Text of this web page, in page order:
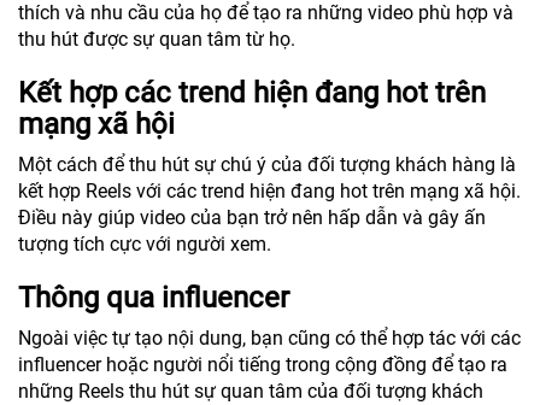
thích và nhu cầu của họ để tạo ra những video phù hợp và
thu hút được sự quan tâm từ họ.
Kết hợp các trend hiện đang hot trên
mạng xã hội
Một cách để thu hút sự chú ý của đối tượng khách hàng là
kết hợp Reels với các trend hiện đang hot trên mạng xã hội.
Điều này giúp video của bạn trở nên hấp dẫn và gây ấn
tượng tích cực với người xem.
Thông qua influencer
Ngoài việc tự tạo nội dung, bạn cũng có thể hợp tác với các
influencer hoặc người nổi tiếng trong cộng đồng để tạo ra
những Reels thu hút sự quan tâm của đối tượng khách